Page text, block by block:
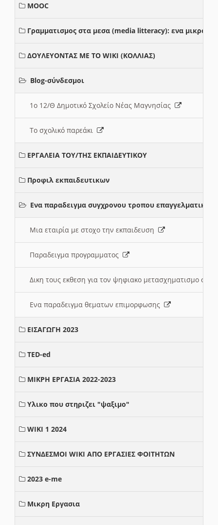
MOOC
Γραμματισμος στα μεσα (media litteracy): ενα μικρο
ΔΟΥΛΕΥΟΝΤΑΣ ΜΕ ΤΟ WIKI (ΚΟΛΛΙΑΣ)
Blog-σύνδεσμοι
1ο 12/Θ Δημοτικό Σχολείο Νέας Μαγνησίας
Το σχολικό παρεάκι
ΕΡΓΑΛΕΙΑ ΤΟΥ/ΤΗΣ ΕΚΠΑΙΔΕΥΤΙΚΟΥ
Προφιλ εκπαιδευτικων
Ενα παραδειγμα συγχρονου τροπου
Μια εταιρία με στοχο την εκπαιδευση
Παραδειγμα προγραμματος
Δικη τους εκθεση για τον ψηφιακο μετασχηματισμο
Ενα παραδειγμα θεματων επιμορφωσης
ΕΙΣΑΓΩΓΗ 2023
TED-ed
ΜΙΚΡΗ ΕΡΓΑΣΙΑ 2022-2023
Υλικο που στηριζει "ψαξιμο"
WIKI 1 2024
ΣΥΝΔΕΣΜΟΙ WIKI ΑΠΟ ΕΡΓΑΣΙΕΣ ΦΟΙΤΗΤΩΝ
2023 e-me
Μικρη Εργασια